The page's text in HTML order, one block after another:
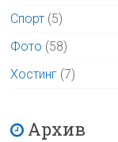
Спорт (5)
Фото (58)
Хостинг (7)
Архив